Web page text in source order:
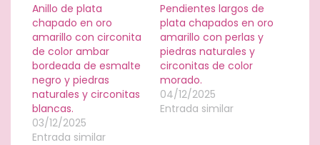
Anillo de plata
chapado en oro
amarillo con circonita
de color ambar
bordeada de esmalte
negro y piedras
naturales y circonitas
blancas.
03/12/2025
Entrada similar
Pendientes largos de
plata chapados en oro
amarillo con perlas y
piedras naturales y
circonitas de color
morado.
04/12/2025
Entrada similar